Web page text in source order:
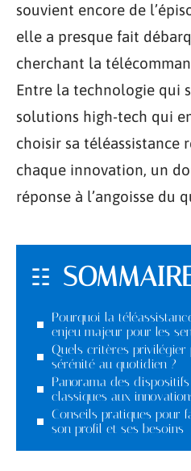
souvient encore de
elle a presque fait
cherchant la
Entre la technologie qui
solutions high-tech qui
choisir sa téléassistance
chaque innovation, un
réponse à l’angoisse du
Pourquoi la
enjeu majeur pour les
Quels critères
sérénité au quotidien ?
Panorama des
classiques aux
Conseils pratiques pour
son profil et ses besoins